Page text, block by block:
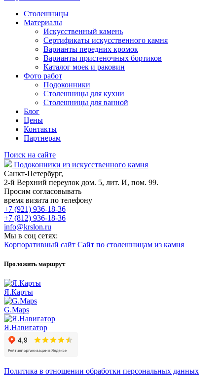
Столешницы
Материалы
Искусственный камень
Сертификаты искусственного камня
Варианты передних кромок
Варианты пристеночных бортиков
Каталог моек и раковин
Фото работ
Подоконники
Столешницы для кухни
Столешницы для ванной
Блог
Цены
Контакты
Партнерам
Поиск на сайте
Подоконники из искусственного камня
Санкт-Петербург,
2-й Верхний переулок дом. 5, лит. И, пом. 99.
Просим согласовывать
время визита по телефону
+7 (921) 936-18-36
+7 (812) 936-18-36
info@krslon.ru
Мы в соц сетях:
Корпоративный сайт Сайт по столешницам из камня
Проложить маршрут
Я.Карты
G.Maps
Я.Навигатор
Политика в отношении обработки персональных данных